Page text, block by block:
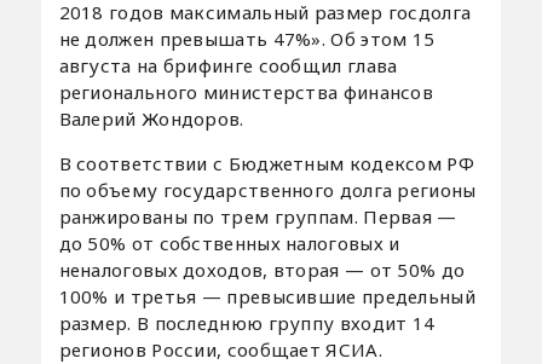
2018 годов максимальный размер госдолга
не должен превышать 47%». Об этом 15
августа на брифинге сообщил глава
регионального министерства финансов
Валерий Жондоров.
В соответствии с Бюджетным кодексом РФ
по объему государственного долга регионы
ранжированы по трем группам. Первая —
до 50% от собственных налоговых и
неналоговых доходов, вторая — от 50% до
100% и третья — превысившие предельный
размер. В последнюю группу входит 14
регионов России, сообщает ЯСИА.